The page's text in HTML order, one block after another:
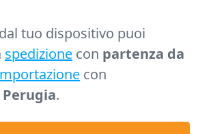
tuo dispositivo puoi
spedizione con partenza da
con
.